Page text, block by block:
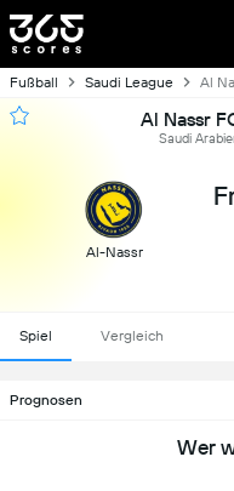
Fußball Saudi League Al
Al Nassr
Saudi
Al-Nassr
Spiel Vergleich
Prognosen
Wer